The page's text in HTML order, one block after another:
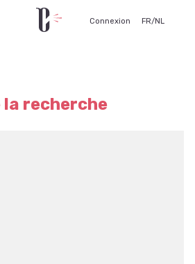
Connexion FR/NL
recherche